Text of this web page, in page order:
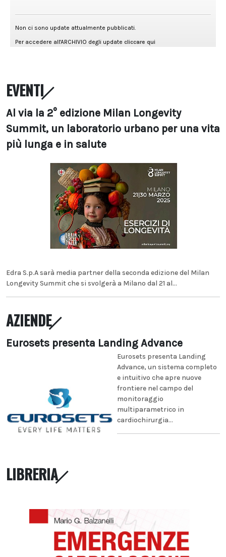
EVENTI
Al via la 2° edizione Milan Longevity
Summit, un laboratorio urbano per una vita
più lunga e in salute
Edra S.p.A sarà media partner della seconda edizione del Milan
Longevity Summit che si svolgerà a Milano dal 21 al...
AZIENDE
Eurosets presenta Landing Advance
Eurosets presenta Landing
Advance, un sistema completo
e intuitivo che apre nuove
frontiere nel campo del
monitoraggio
multiparametrico in
cardiochirurgia...
LIBRERIA